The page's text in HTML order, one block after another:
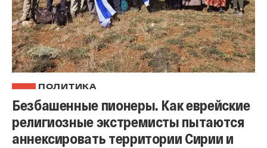
ПОЛИТИКА
Безбашенные пионеры. Как еврейские
религиозные экстремисты пытаются
аннексировать территории Сирии и